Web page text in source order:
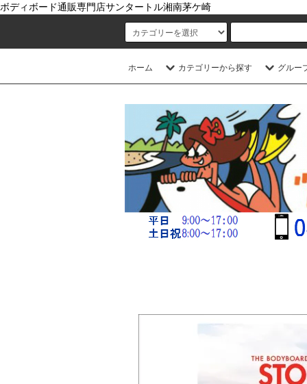
ボディボード通販専門店サンタートル湘南茅ケ崎
ホーム カテゴリーから探す グルー